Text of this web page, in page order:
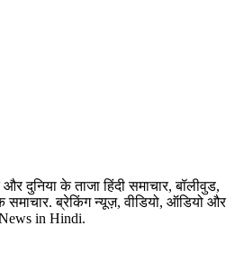
दुनिया के ताजा हिंदी समाचार, बॉलीवुड,
ब्रेकिंग न्यूज़, वीडियो, ऑडियो और
in Hindi.